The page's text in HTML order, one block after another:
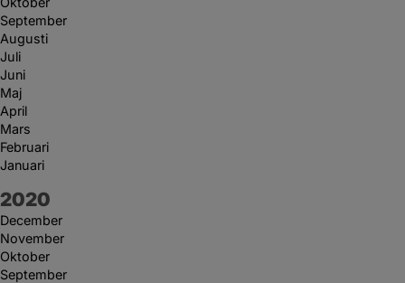
September
Augusti
Juli
Juni
Maj
April
Mars
Februari
Januari
År:
2020
December
November
Oktober
September